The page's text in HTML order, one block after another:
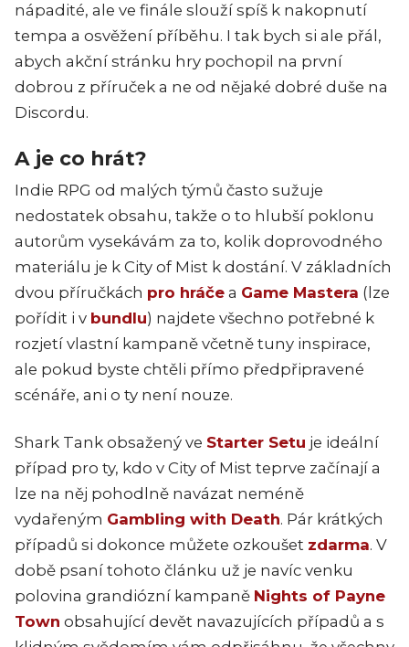
nápadité, ale ve finále slouží spíš k nakopnutí
tempa a osvěžení příběhu. I tak bych si ale přál,
abych akční stránku hry pochopil na první
dobrou z příruček a ne od nějaké dobré duše na
Discordu.
A je co hrát?
Indie RPG od malých týmů často sužuje
nedostatek obsahu, takže o to hlubší poklonu
autorům vysekávám za to, kolik doprovodného
materiálu je k City of Mist k dostání. V základních
dvou příručkách pro hráče a Game Mastera (lze
pořídit i v bundlu) najdete všechno potřebné k
rozjetí vlastní kampaně včetně tuny inspirace,
ale pokud byste chtěli přímo předpřipravené
scénáře, ani o ty není nouze.
Shark Tank obsažený ve Starter Setu je ideální
případ pro ty, kdo v City of Mist teprve začínají a
lze na něj pohodlně navázat neméně
vydařeným Gambling with Death. Pár krátkých
případů si dokonce můžete ozkoušet zdarma. V
době psaní tohoto článku už je navíc venku
polovina grandiózní kampaně Nights of Payne
Town obsahující devět navazujících případů a s